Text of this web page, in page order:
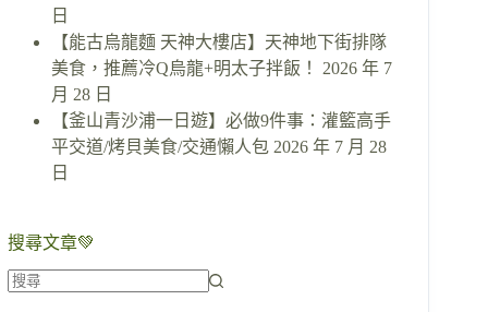
日
【能古烏龍麵 天神大樓店】天神地下街排隊
美食，推薦冷Q烏龍+明太子拌飯！
2026 年 7
月 28 日
【釜山青沙浦一日遊】必做9件事：灌籃高手
平交道/烤貝美食/交通懶人包 2026 年 7 月 28
日
搜尋文章💚